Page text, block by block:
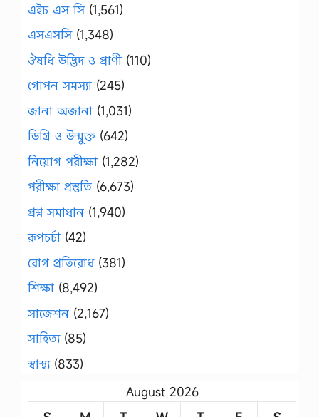
এইচ এস সি(1,561)
এসএসসি(1,348)
ঔষধি উদ্ভিদ ও প্রাণী (110)
গোপন সমস্যা (245)
জানা অজানা (1,031)
ডিগ্রি ও উন্মুক্ত (642)
নিয়োগ পরীক্ষা (1,282)
পরীক্ষা প্রস্তুতি (6,673)
প্রশ্ন সমাধান (1,940)
রূপচর্চা (42)
রোগ প্রতিরোধ(381)
শিক্ষা (8,492)
সাজেশন (2,167)
সাহিত্য(85)
স্বাস্থ্য(833)
August 2026